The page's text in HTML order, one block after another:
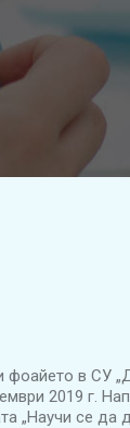
фоайето в СУ
2019 г.
„Научи се да